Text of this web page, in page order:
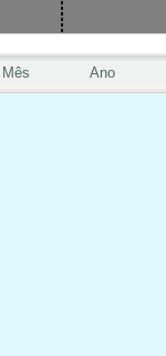
Mês Ano